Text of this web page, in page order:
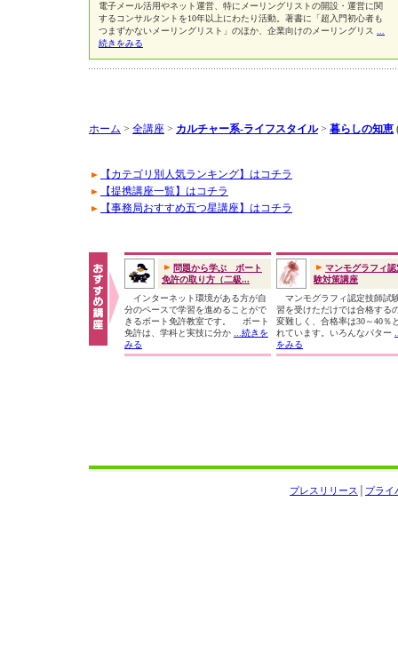
電子メール活用やネット運営、特にメーリングリストの開設・運営に関
するコンサルタントを10年以上にわたり活動。著書に「超入門初心者も
つまずかないメーリングリスト」のほか、企業向けのメーリングリス
続きをみる
ホーム > 全講座 > カルチャー系-ライフスタイル> 暮らしの知恵
【カテゴリ別人気ランキング】はコチラ
【提携講座一覧】はコチラ
【事務局おすすめ五つ星講座】はコチラ
問題から学ぶ ボート
免許の取り方（二級...
インターネット環境がある方が自
分のペースで学習を進めることがで
きるボート免許教室です。 ボート
免許は、学科と実技に分か
...続きを
みる
マンモグラフィ認
験対策講座
マンモグラフィ認定技師試
習を受けただけでは合格する
変難しく、合格率は30～40％
れています。いろんなパター
をみる
プライ
プレスリリース